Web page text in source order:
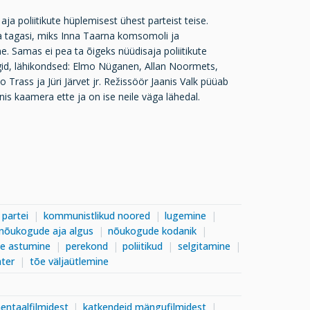
poliitikute hüplemisest ühest parteist teise.
tagasi, miks Inna Taarna komsomoli ja
Samas ei pea ta õigeks nüüdisaja poliitikute
lähikondsed: Elmo Nüganen, Allan Noormets,
ja Jüri Järvet jr. Režissöör Jaanis Valk püüab
kaamera ette ja on ise neile väga lähedal.
kommunistlikud noored
lugemine
aja algus
nõukogude kodanik
astumine
perekond poliitikud
selgitamine
tõe väljaütlemine
katkendeid mängufilmidest